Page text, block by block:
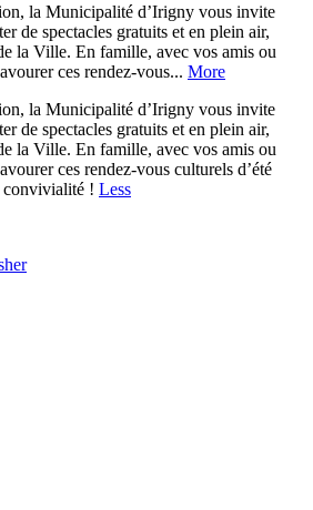
la Municipalité d’Irigny vous invite
de spectacles gratuits et en plein air,
la Ville. En famille, avec vos amis ou
ces rendez-vous... More
la Municipalité d’Irigny vous invite
de spectacles gratuits et en plein air,
la Ville. En famille, avec vos amis ou
ces rendez-vous culturels d’été
convivialité ! Less